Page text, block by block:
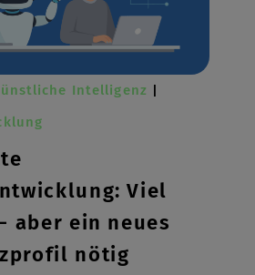
Intelligenz |
Viel
aber ein neues
nötig